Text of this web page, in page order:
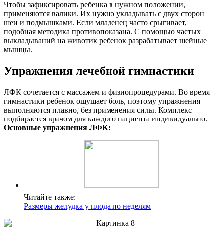
Чтобы зафиксировать ребенка в нужном положении,
применяются валики. Их нужно укладывать с двух сторон
шеи и подмышками. Если младенец часто срыгивает,
подобная методика противопоказана. С помощью частых
выкладываний на животик ребенок разрабатывает шейные
мышцы.
Упражнения лечебной гимнастики
ЛФК сочетается с массажем и физиопроцедурами. Во время
гимнастики ребенок ощущает боль, поэтому упражнения
выполняются плавно, без применения силы. Комплекс
подбирается врачом для каждого пациента индивидуально.
Основные упражнения ЛФК:
Читайте также:
Размеры желудка у плода по неделям